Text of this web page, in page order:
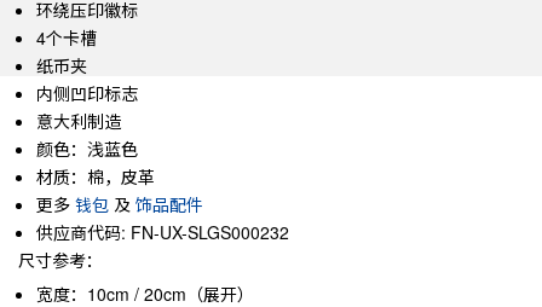
环绕压印徽标
4个卡槽
纸币夹
内侧凹印标志
意大利制造
颜色：浅蓝色
材质：棉，皮革
更多 钱包 及 饰品配件
供应商代码: FN-UX-SLGS000232
尺寸参考：
宽度：10cm / 20cm（展开）